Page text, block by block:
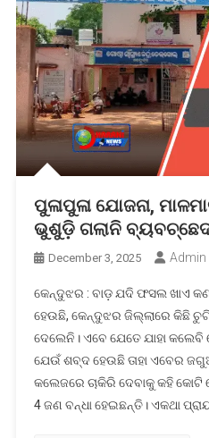
ପୁଳାପୁଳା ଯୋଜନା,
ଭୁଶୁଡ଼ି ଗଲାନି
December 3, 2025 Admin
କେନ୍ଦୁଝର : ବାଡ଼ ଯଦି ଫସଲ ଖାଏ କଣ
ହେଉଛି, କେନ୍ଦୁଝର ଜିଲ୍ଲାରେ କିଛି
ଦେଲେନି। ଏବେ ଯେତେ ଯାହା
ଯେଉଁ ଶବ୍ଦ ହେଉଛି ତାହା ଏବେର
କଲେଜରେ ଚାକିରି ଦେବାକୁ କହି
4 ଜଣ ବନ୍ଧା ହେଇଛନ୍ତି। ଏକଥା